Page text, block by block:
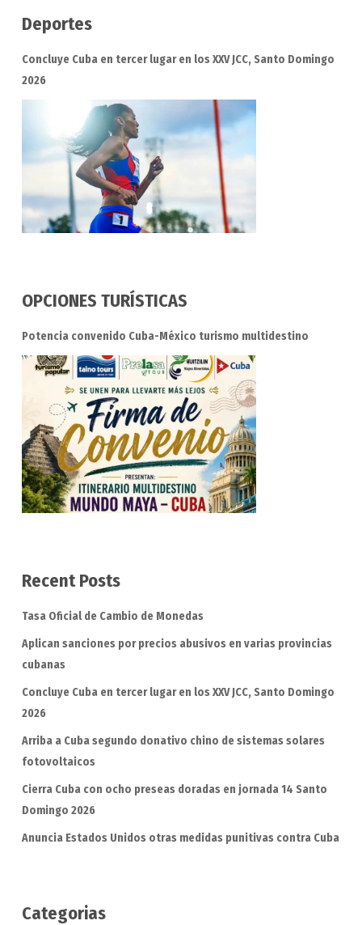
Deportes
Concluye Cuba en tercer lugar en los XXV JCC, Santo Domingo
2026
OPCIONES TURÍSTICAS
Potencia convenido Cuba-México turismo multidestino
Recent Posts
Tasa Oficial de Cambio de Monedas
Aplican sanciones por precios abusivos en varias provincias
cubanas
Concluye Cuba en tercer lugar en los XXV JCC, Santo Domingo
2026
Arriba a Cuba segundo donativo chino de sistemas solares
fotovoltaicos
Cierra Cuba con ocho preseas doradas en jornada 14 Santo
Domingo 2026
Anuncia Estados Unidos otras medidas punitivas contra Cuba
Categorias